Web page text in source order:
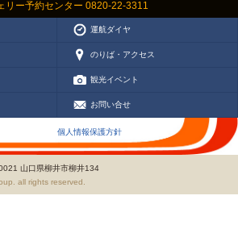
リー予約センター 0820-22-3311
運航ダイヤ
のりば・アクセス
観光イベント
お問い合せ
個人情報保護方針
山口県柳井市柳井134
all rights reserved.